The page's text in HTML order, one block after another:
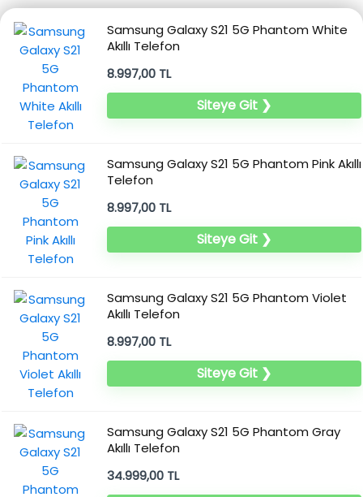
Samsung Galaxy S21 5G Phantom White
Akıllı Telefon
8.997,00 TL
Siteye Git ❯
Samsung Galaxy S21 5G Phantom Pink Akıllı
Telefon
8.997,00 TL
Siteye Git ❯
Samsung Galaxy S21 5G Phantom Violet
Akıllı Telefon
8.997,00 TL
Siteye Git ❯
Samsung Galaxy S21 5G Phantom Gray
Akıllı Telefon
34.999,00 TL